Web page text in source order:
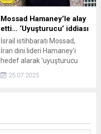
istihdamı ve ihracatı
Anadolu'nun dört bir
köşesine yayıyoruz dedi.
Mossad Hamaney’le alay
etti… ‘Uyuşturucu’ iddiası
İsrail istihbaratı Mossad,
İran dini lideri Hamaney'i
hedef alarak 'uyuşturucu
etkisinde liderlik' iddiasını
ortaya attı.
25.07.2025